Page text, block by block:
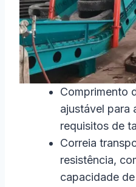
Comprimento
ajustável para
requisitos de
Correia
resistência,
capacidade